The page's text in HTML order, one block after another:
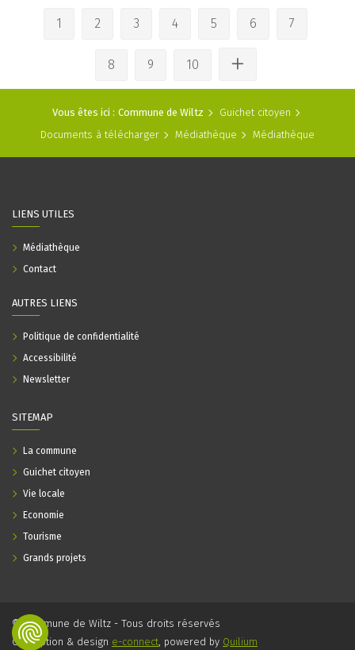
1 2 3 4 5 6 7
8 9 10
Vous êtes ici : Commune de Wiltz
Guichet citoyen
Documents à télécharger
Médiathèque Médiathèque
SITEMAP
La commune
Guichet citoyen
Vie locale
Economie
Tourisme
Grands projets
LIENS UTILES
Médiathèque
Contact
AUTRES LIENS
Politique de confidentialité
Accessibilité
Newsletter
© Commune de Wiltz - Tous droits réservés
Conception & design e-connect, powered by Quilium